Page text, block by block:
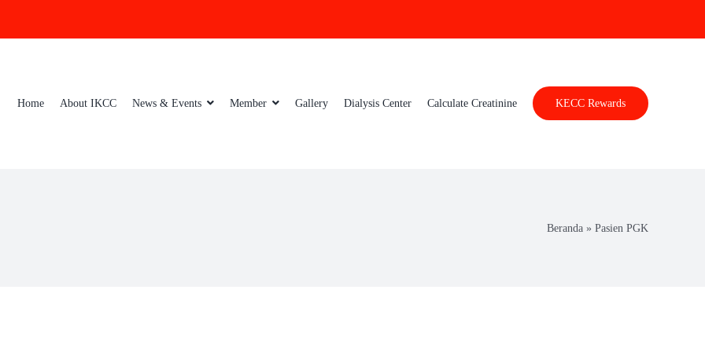
Home About IKCC News & Events Member Gallery Dialysis Center Calculate Creatinine KECC Rewards
Beranda » Pasien PGK